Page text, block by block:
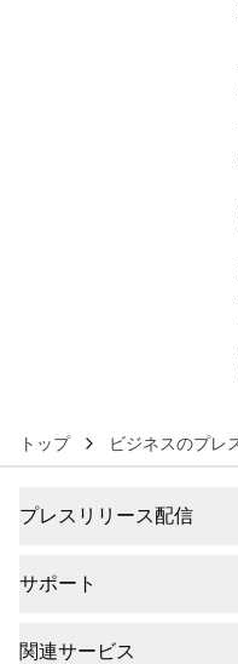
トップ ビジネスのプレ
プレスリリース配信
サポート
関連サービス